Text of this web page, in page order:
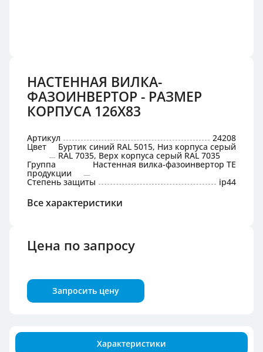
НАСТЕННАЯ ВИЛКА-
ФАЗОИНВЕРТОР - РАЗМЕР
КОРПУСА 126X83
Артикул 24208
Цвет Буртик синий RAL 5015, Низ корпуса серый
RAL 7035, Верх корпуса серый RAL 7035
Группа
продукции
Настенная вилка-фазоинвертор TE
Степень защиты
ip44
Все характеристики
Цена по запросу
Запросить цену
Характеристики